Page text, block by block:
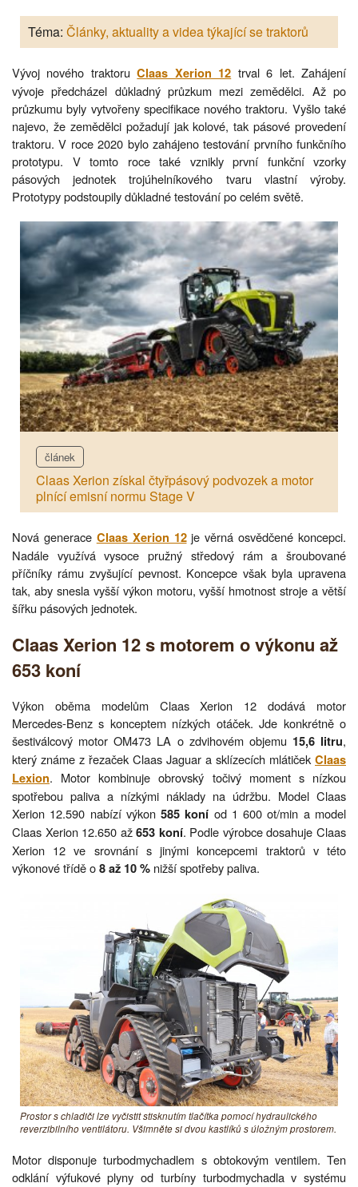
Téma: Články, aktuality a videa týkající se traktorů
Vývoj nového traktoruClaas Xerion 12 trval 6 let. Zahájení
vývoje předcházel důkladný průzkum mezi zemědělci. Až po
průzkumu byly vytvořeny specifikace nového traktoru. Vyšlo také
najevo, že zemědělci požadují jak kolové, tak pásové provedení
traktoru. V roce 2020 bylo zahájeno testování prvního funkčního
prototypu. V tomto roce také vznikly první funkční vzorky
pásových jednotek trojúhelníkového tvaru vlastní výroby.
Prototypy podstoupily důkladné testování po celém světě.
článek
Claas Xerion získal čtyřpásový podvozek a motor
plnící emisní normu Stage V
Nová generace Claas Xerion 12je věrná osvědčené koncepci.
Nadále využívá vysoce pružný středový rám a šroubované
příčníky rámu zvyšující pevnost. Koncepce však byla upravena
tak, aby snesla vyšší výkon motoru, vyšší hmotnost stroje a větší
šířku pásových jednotek.
Claas Xerion 12 s motorem o výkonu až
653 koní
Výkon oběma modelům Claas Xerion 12 dodává motor
Mercedes-Benz s konceptem nízkých otáček. Jde konkrétně o
šestiválcový motor OM473 LA o zdvihovém objemu 15,6 litru,
který známe z řezaček Claas Jaguar a sklízecích mlátičekClaas
Lexion. Motor kombinuje obrovský točivý moment s nízkou
spotřebou paliva a nízkými náklady na údržbu. Model Claas
Xerion 12.590 nabízí výkon585 koní od 1 600 ot/min a model
Claas Xerion 12.650 až653 koní. Podle výrobce dosahuje Claas
Xerion 12 ve srovnání s jinými koncepcemi traktorů v této
výkonové třídě o8 až 10 % nižší spotřeby paliva.
Prostor s chladiči lze vyčistit stisknutím tlačítka pomocí hydraulického
reverzibilního ventilátoru. Všimněte si dvou kastlíků s úložným prostorem.
Motor disponuje turbodmychadlem s obtokovým ventilem. Ten
odklání výfukové plyny od turbíny turbodmychadla v systému